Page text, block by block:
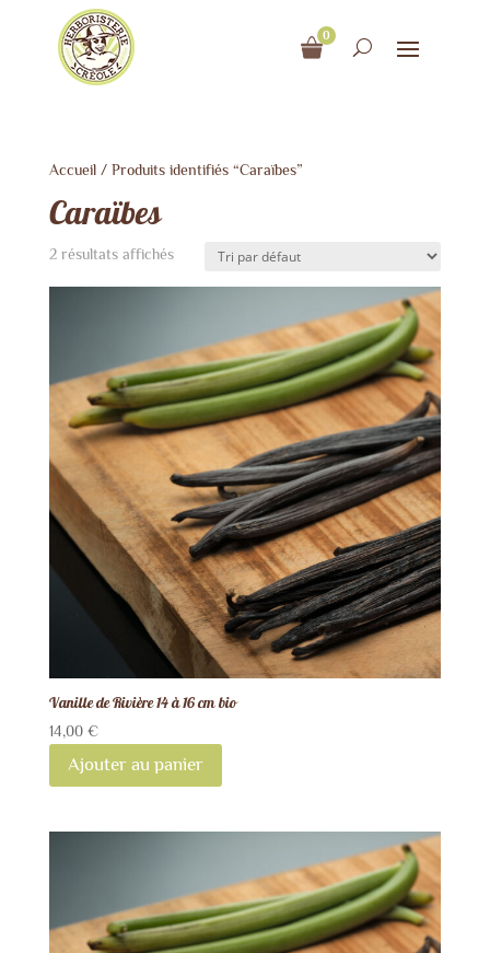
0
Accueil/ Produits identifiés “Caraïbes”
Caraïbes
2 résultats affichés
Vanille de Rivière 14 à 16 cm bio
14,00 €
Ajouter au panier